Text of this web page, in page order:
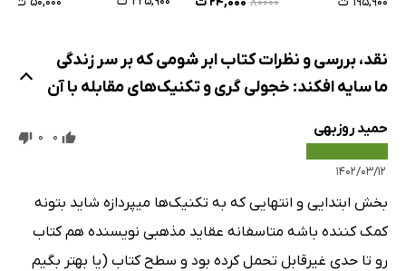
تکنیک سی‌دی خش‌دار
تکنیک بازی تئاتر
تکنیک اگر x جای من بود.
تکنیک یک دقیقه بعد حالم چطوره؟
تکنیک صحنه‌سازی
تکنیک تجرید
تکنیک ارتقای سطح انرژی
نقد، بررسی و نظرات کتاب ابر شومی که بر سر زندگی
ما سایه افکند: خجولی گری و تکنیک‌های مقابله با آن
حمید روزبهی
۱۴۰۲/۰۳/۱۲
0
0
بخش ابتدایی و انتهایی که به تکنیک‌ها میپردازه شاید بتونه
کمک کننده باشه متاسفانه عقاید مذهبی نویسنده هم کتاب
رو تا حدی غیرقابل تحمل کرده بود و سطح کتاب (یا بهتر بگیم